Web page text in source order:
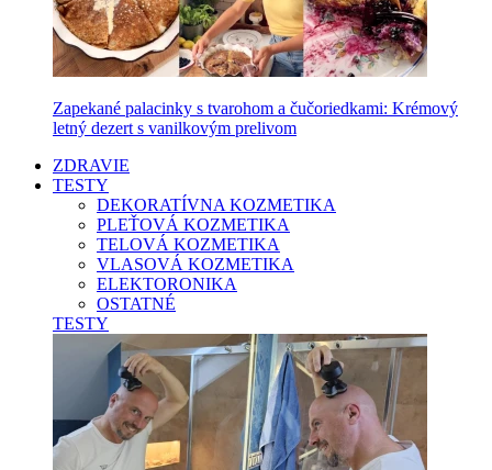
Zapekané palacinky s tvarohom a čučoriedkami: Krémový
letný dezert s vanilkovým prelivom
ZDRAVIE
TESTY
DEKORATÍVNA KOZMETIKA
PLEŤOVÁ KOZMETIKA
TELOVÁ KOZMETIKA
VLASOVÁ KOZMETIKA
ELEKTORONIKA
OSTATNÉ
TESTY